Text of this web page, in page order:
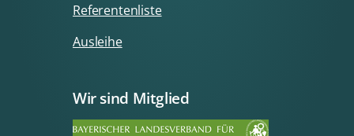
Referentenliste
Ausleihe
Wir sind Mitglied